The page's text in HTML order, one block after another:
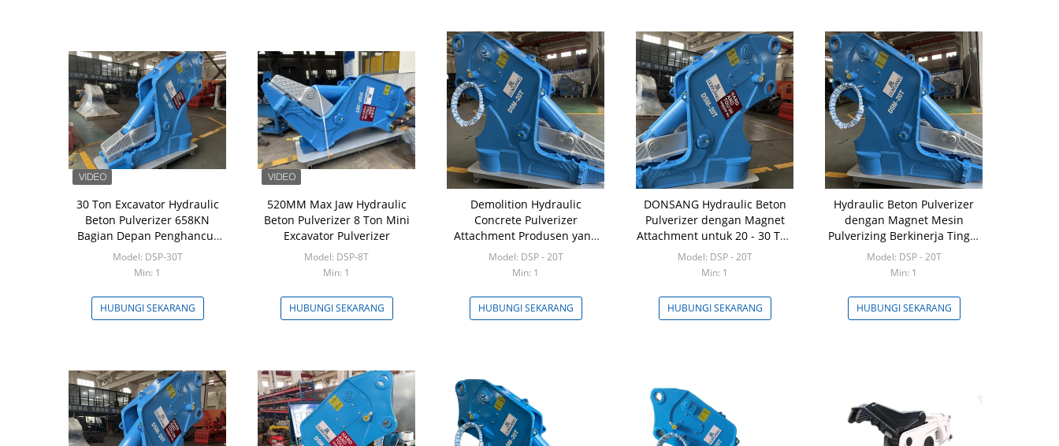
30 Ton Excavator Hydraulic
Beton Pulverizer 658KN
Bagian Depan Penghancur
Kekuatan
Model: DSP-30T
Min: 1
HUBUNGI SEKARANG
520MM Max Jaw Hydraulic
Beton Pulverizer 8 Ton Mini
Excavator Pulverizer
Model: DSP-8T
Min: 1
HUBUNGI SEKARANG
Demolition Hydraulic
Concrete Pulverizer
Attachment Produsen yang
cocok 20 - 30 Ton Excavator
Model: DSP - 20T
Min: 1
HUBUNGI SEKARANG
DONSANG Hydraulic Beton
Pulverizer dengan Magnet
Attachment untuk 20 - 30 Ton
Excavator
Model: DSP - 20T
Min: 1
HUBUNGI SEKARANG
Hydraulic Beton Pulverizer
dengan Magnet Mesin
Pulverizing Berkinerja Tinggi
Cocok 18 - 20 Ton Excavator
Model: DSP - 20T
Min: 1
HUBUNGI SEKARANG